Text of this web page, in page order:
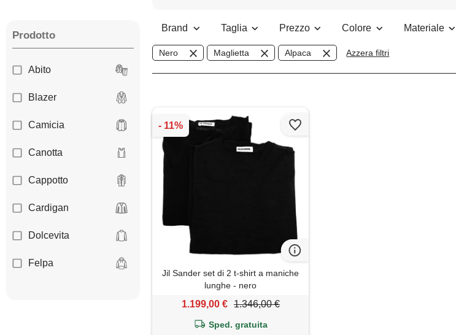
Prodotto
Abito
Blazer
Camicia
Canotta
Cappotto
Cardigan
Dolcevita
Felpa
Brand Taglia Prezzo Colore Materiale
Nero Maglietta Alpaca Azzera filtri
Jil Sander set di 2 t-shirt a maniche
lunghe - nero
1.199,00 € 1.346,00 €
Sped. gratuita